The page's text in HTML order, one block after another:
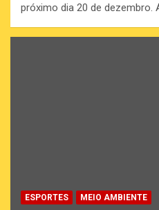
próximo dia 20 de dezembro.
ESPORTES MEIO AMBIENTE